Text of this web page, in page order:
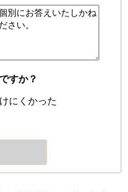
すか？
にくかった